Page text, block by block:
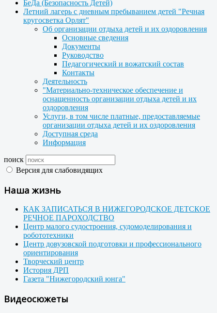
БеДа (Безопасность Детей)
Летний лагерь с дневным пребыванием детей "Речная
кругосветка Орлят"
Об организации отдыха детей и их оздоровления
Основные сведения
Документы
Руководство
Педагогический и вожатский состав
Контакты
Деятельность
"Материально-техническое обеспечение и
оснащенность организации отдыха детей и их
оздоровления
Услуги, в том числе платные, предоставляемые
организации отдыха детей и их оздоровления
Доступная среда
Информация
поиск
Версия для слабовидящих
Наша жизнь
КАК ЗАПИСАТЬСЯ В НИЖЕГОРОДСКОЕ ДЕТСКОЕ
РЕЧНОЕ ПАРОХОДСТВО
Центр малого судостроения, судомоделирования и
робототехники
Центр довузовской подготовки и профессионального
ориентирования
Творческий центр
История ДРП
Газета "Нижегородский юнга"
Видеосюжеты